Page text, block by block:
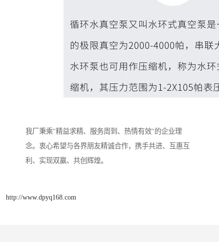
我厂秉乘"精益求精、服务周到、热情有效"的企业理
念。衷心希望与各界朋友精诚合作，携手共进、互惠互
利、实现双赢、共创辉煌。
http://www.dpyq168.com